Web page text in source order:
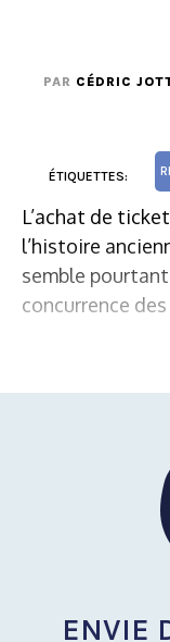
PAR CÉDRIC
ÉTIQUETTES:
L’achat de
l’histoire
semble
concurrence
ENVIE